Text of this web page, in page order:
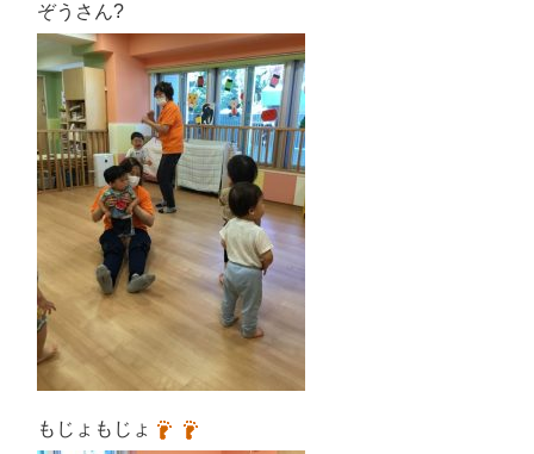
ぞうさん?
もじょもじょ